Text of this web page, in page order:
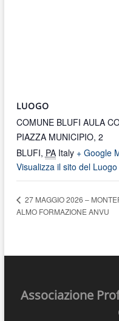
LUOGO
COMUNE BLUFI AULA
PIAZZA MUNICIPIO, 2
BLUFI, PA Italy + Google
Visualizza il sito del Luogo
27 MAGGIO 2026 –
ALMO FORMAZIONE ANVU
Associazione